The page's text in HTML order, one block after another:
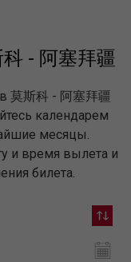
- 阿塞拜疆
莫斯科 - 阿塞拜疆
календарем
месяцы.
и время вылета и
билета.